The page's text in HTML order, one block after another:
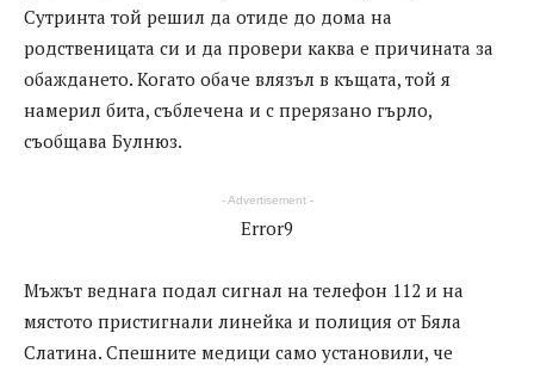
Сутринта той решил да отиде до дома на
родственицата си и да провери каква е причината за
обаждането. Когато обаче влязъл в къщата, той я
намерил бита, съблечена и с прерязано гърло,
съобщава Булнюз.
- Advertisement -
Error9
Мъжът веднага подал сигнал на телефон 112 и на
мястото пристигнали линейка и полиция от Бяла
Слатина. Спешните медици само установили, че